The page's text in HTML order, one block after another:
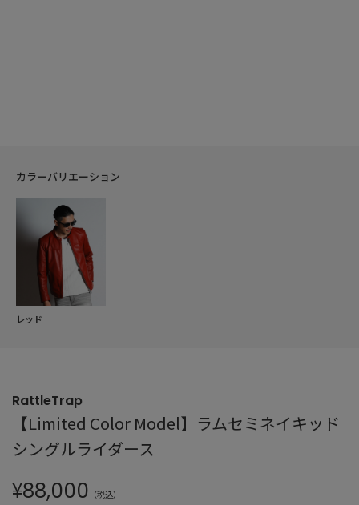
カラーバリエーション
レッド
RattleTrap
【Limited Color Model】ラムセミネイキッド
シングルライダース
¥88,000 （税込）